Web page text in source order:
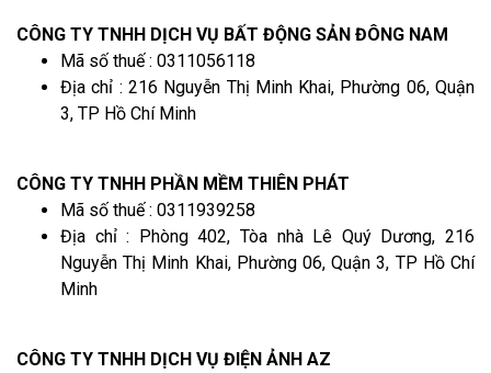
CÔNG TY TNHH DỊCH VỤ BẤT ĐỘNG SẢN ĐÔNG NAM
Mã số thuế : 0311056118
Địa chỉ : 216 Nguyễn Thị Minh Khai, Phường 06, Quận
3, TP Hồ Chí Minh
CÔNG TY TNHH PHẦN MỀM THIÊN PHÁT
Mã số thuế : 0311939258
Địa chỉ : Phòng 402, Tòa nhà Lê Quý Dương, 216
Nguyễn Thị Minh Khai, Phường 06, Quận 3, TP Hồ Chí
Minh
CÔNG TY TNHH DỊCH VỤ ĐIỆN ẢNH AZ